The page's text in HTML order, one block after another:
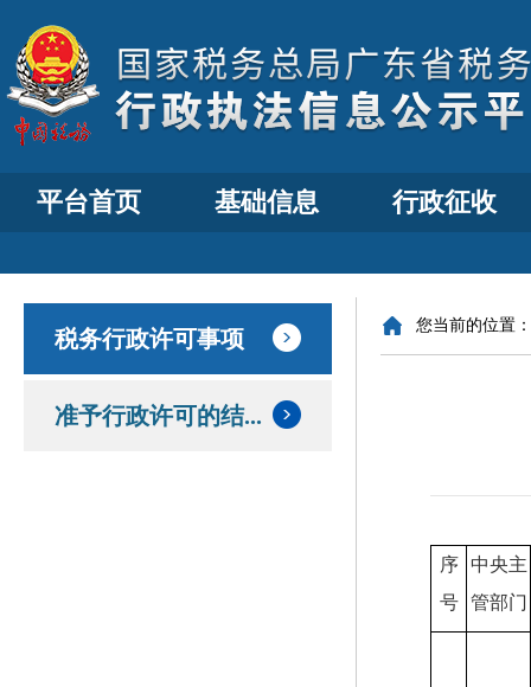
平台首页 基础信息 行政征收
税务行政许可事项
准予行政许可的结...
您当前的位置
序
号
中央主
管部门